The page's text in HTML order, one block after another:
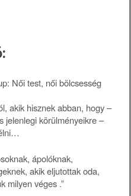
akik hisznek abban, hogy –
jelenlegi körülményeikre –
ápolóknak,
akik eljutottak oda,
milyen véges .”